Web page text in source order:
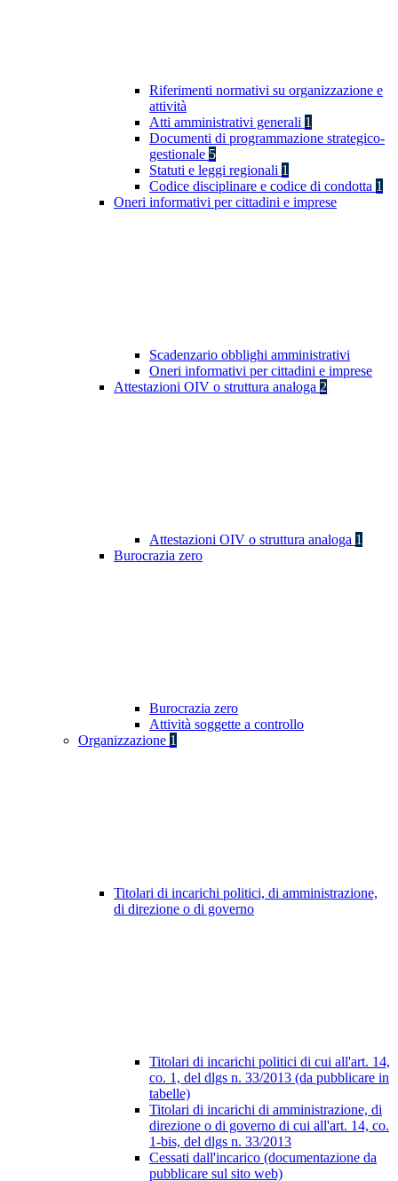
Riferimenti normativi su organizzazione e
attività
Atti amministrativi generali 1
Documenti di programmazione strategico-
gestionale 5
Statuti e leggi regionali 1
Codice disciplinare e codice di condotta 1
Oneri informativi per cittadini e imprese
Scadenzario obblighi amministrativi
Oneri informativi per cittadini e imprese
Attestazioni OIV o struttura analoga 2
Attestazioni OIV o struttura analoga 1
Burocrazia zero
Burocrazia zero
Attività soggette a controllo
Organizzazione 1
Titolari di incarichi politici, di amministrazione,
di direzione o di governo
Titolari di incarichi politici di cui all'art. 14,
co. 1, del dlgs n. 33/2013 (da pubblicare in
tabelle)
Titolari di incarichi di amministrazione, di
direzione o di governo di cui all'art. 14, co.
1-bis, del dlgs n. 33/2013
Cessati dall'incarico (documentazione da
pubblicare sul sito web)